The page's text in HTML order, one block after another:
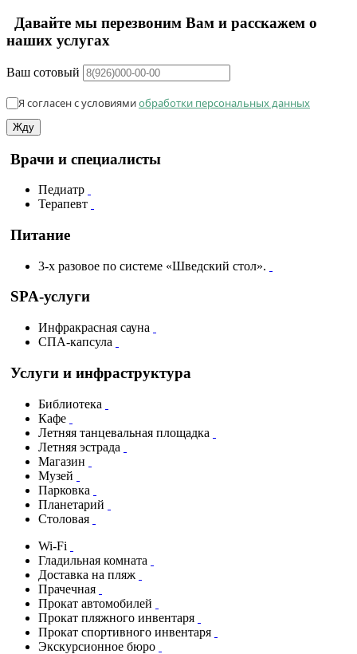
Давайте мы перезвоним Вам и расскажем о
наших услугах
Ваш сотовый
Я согласен с условиямиобработки персональных данных
Жду
Врачи и специалисты
Педиатр
Терапевт
Питание
3-х разовое по системе «Шведский стол».
SPA-услуги
Инфракрасная сауна
СПА-капсула
Услуги и инфраструктура
Библиотека
Кафе
Летняя танцевальная площадка
Летняя эстрада
Магазин
Музей
Парковка
Планетарий
Столовая
Wi-Fi
Гладильная комната
Доставка на пляж
Прачечная
Прокат автомобилей
Прокат пляжного инвентаря
Прокат спортивного инвентаря
Экскурсионное бюро